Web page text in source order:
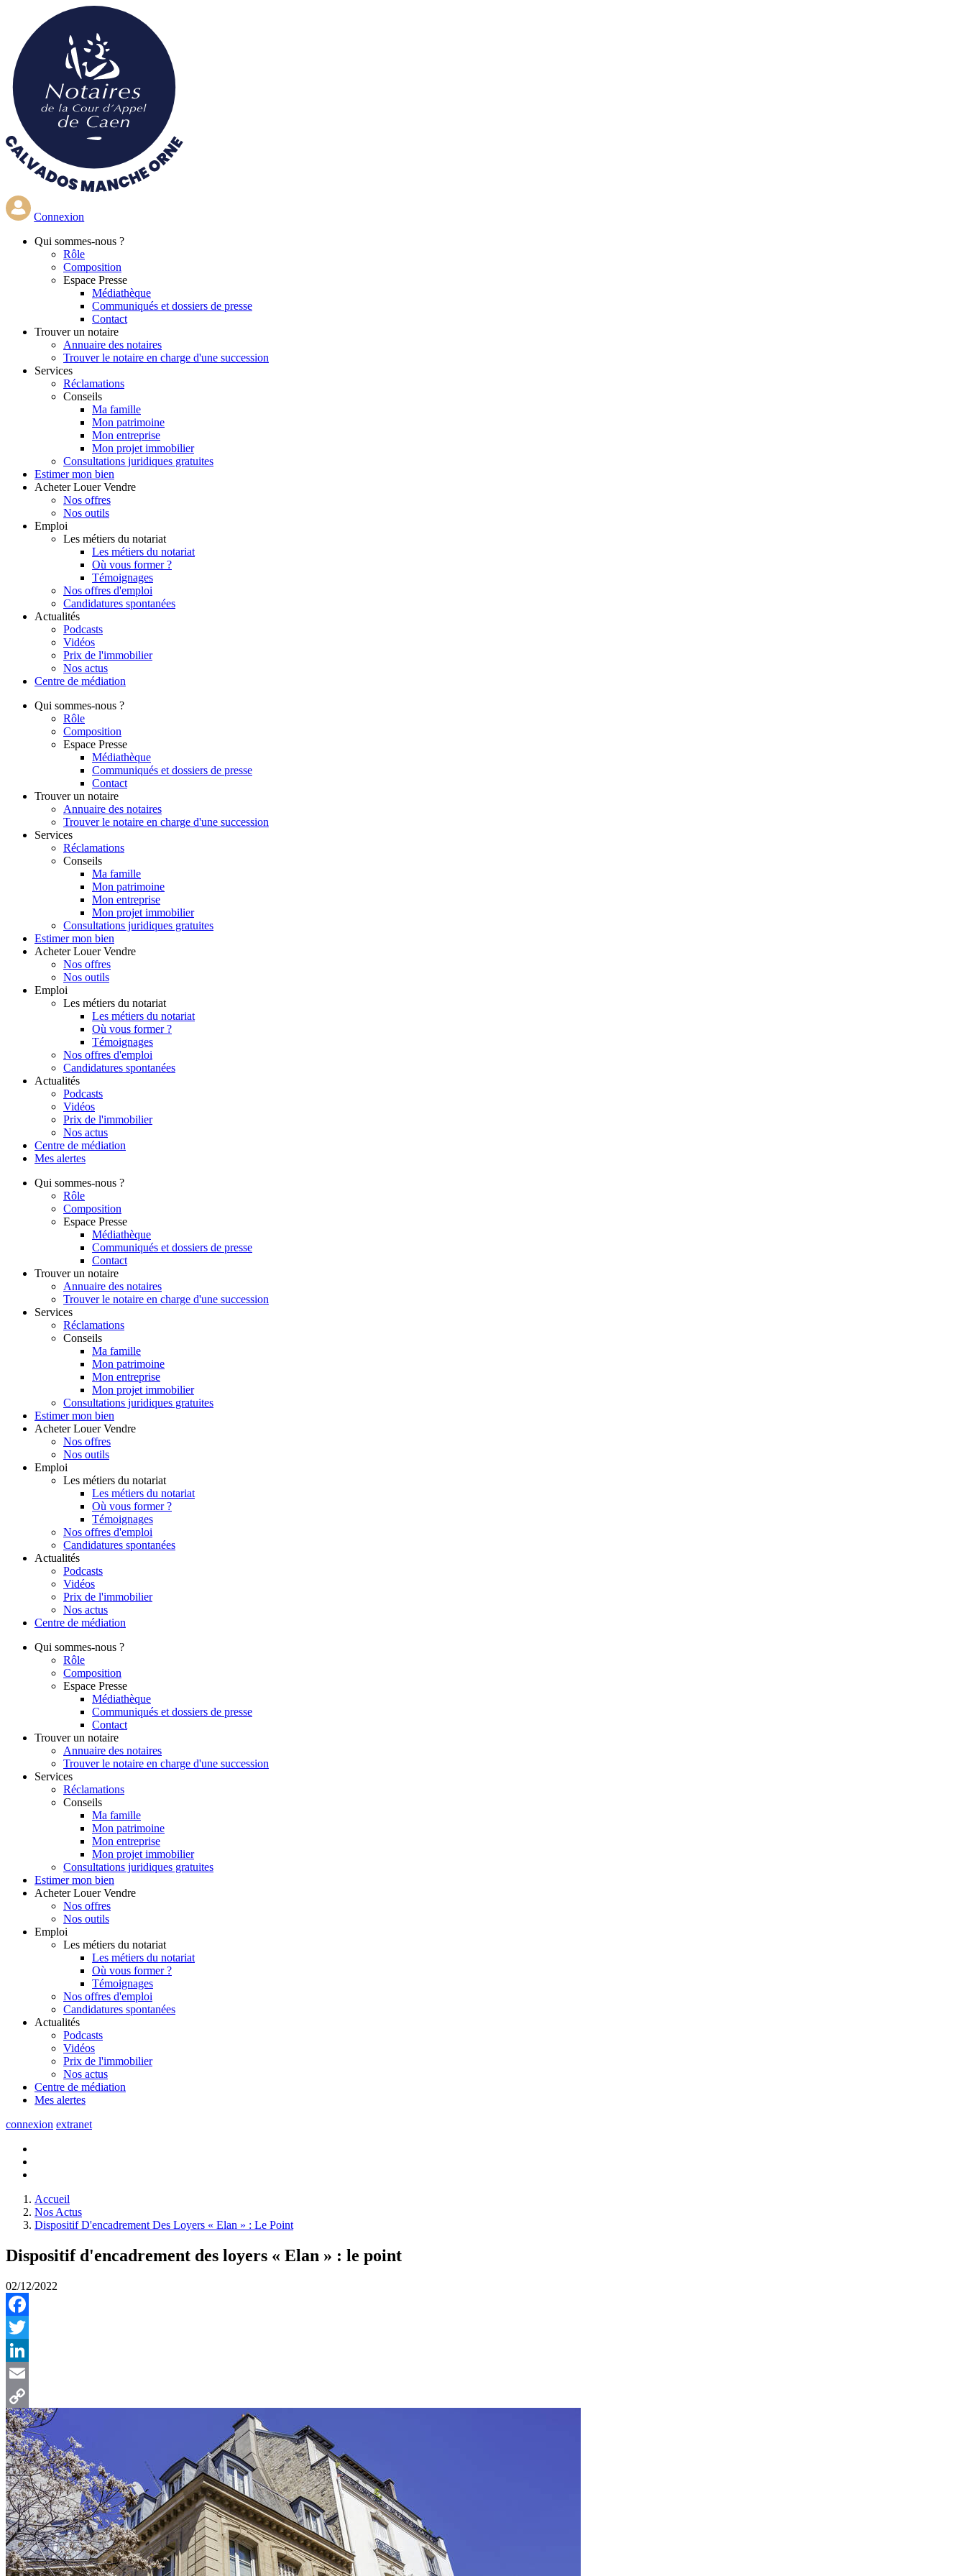
contenu
principal
Connexion
Qui sommes-nous ?
Rôle
Composition
Espace Presse
Médiathèque
Communiqués et dossiers de presse
Contact
Trouver un notaire
Annuaire des notaires
Trouver le notaire en charge d'une succession
Services
Réclamations
Conseils
Ma famille
Mon patrimoine
Mon entreprise
Mon projet immobilier
Consultations juridiques gratuites
Estimer mon bien
Acheter Louer Vendre
Nos offres
Nos outils
Emploi
Les métiers du notariat
Les métiers du notariat
Où vous former ?
Témoignages
Nos offres d'emploi
Candidatures spontanées
Actualités
Podcasts
Vidéos
Prix de l'immobilier
Nos actus
Centre de médiation
Qui sommes-nous ?
Rôle
Composition
Espace Presse
Médiathèque
Communiqués et dossiers de presse
Contact
Trouver un notaire
Annuaire des notaires
Trouver le notaire en charge d'une succession
Services
Réclamations
Conseils
Ma famille
Mon patrimoine
Mon entreprise
Mon projet immobilier
Consultations juridiques gratuites
Estimer mon bien
Acheter Louer Vendre
Nos offres
Nos outils
Emploi
Les métiers du notariat
Les métiers du notariat
Où vous former ?
Témoignages
Nos offres d'emploi
Candidatures spontanées
Actualités
Podcasts
Vidéos
Prix de l'immobilier
Nos actus
Centre de médiation
Mes alertes
Qui sommes-nous ?
Rôle
Composition
Espace Presse
Médiathèque
Communiqués et dossiers de presse
Contact
Trouver un notaire
Annuaire des notaires
Trouver le notaire en charge d'une succession
Services
Réclamations
Conseils
Ma famille
Mon patrimoine
Mon entreprise
Mon projet immobilier
Consultations juridiques gratuites
Estimer mon bien
Acheter Louer Vendre
Nos offres
Nos outils
Emploi
Les métiers du notariat
Les métiers du notariat
Où vous former ?
Témoignages
Nos offres d'emploi
Candidatures spontanées
Actualités
Podcasts
Vidéos
Prix de l'immobilier
Nos actus
Centre de médiation
Qui sommes-nous ?
Rôle
Composition
Espace Presse
Médiathèque
Communiqués et dossiers de presse
Contact
Trouver un notaire
Annuaire des notaires
Trouver le notaire en charge d'une succession
Services
Réclamations
Conseils
Ma famille
Mon patrimoine
Mon entreprise
Mon projet immobilier
Consultations juridiques gratuites
Estimer mon bien
Acheter Louer Vendre
Nos offres
Nos outils
Emploi
Les métiers du notariat
Les métiers du notariat
Où vous former ?
Témoignages
Nos offres d'emploi
Candidatures spontanées
Actualités
Podcasts
Vidéos
Prix de l'immobilier
Nos actus
Centre de médiation
Mes alertes
connexion extranet
Accueil
Nos Actus
Dispositif D'encadrement Des Loyers « Elan » : Le Point
Dispositif d'encadrement des loyers « Elan » : le point
02/12/2022
Facebook
Twitter
LinkedIn
Email
Copy
Link